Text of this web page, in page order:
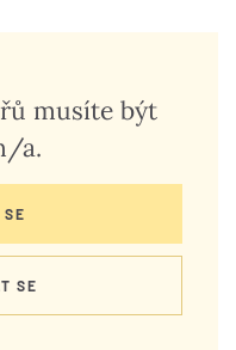
musíte být
a.
SE